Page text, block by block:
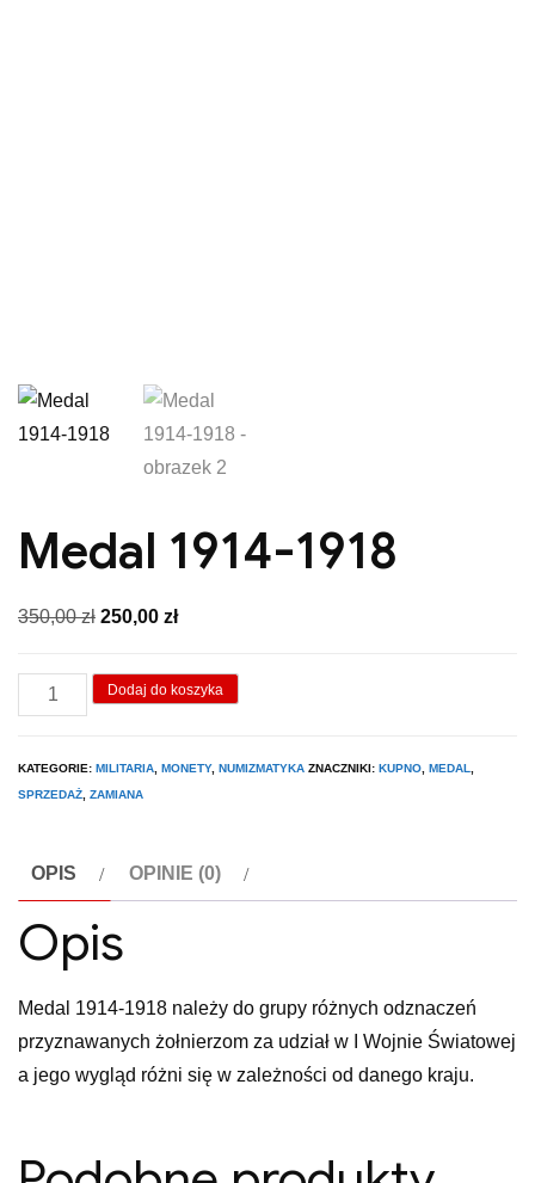
Medal 1914-1918
350,00zł Pierwotna
wynosiła:
250,00 złAktualna
wynosi:
ilość
Medal
1918
Dodaj do koszyka
KATEGORIE: MILITARIA MONETY, NUMIZMATYKA ZNACZNIKI: KUPNO MEDAL
SPRZEDAŻ ZAMIANA
OPIS OPINIE (0)
Opis
Medal 1914-1918 należy do grupy różnych odznaczeń
przyznawanych żołnierzom za udział w I Wojnie Światowej
a jego wygląd różni się w zależności od danego kraju.